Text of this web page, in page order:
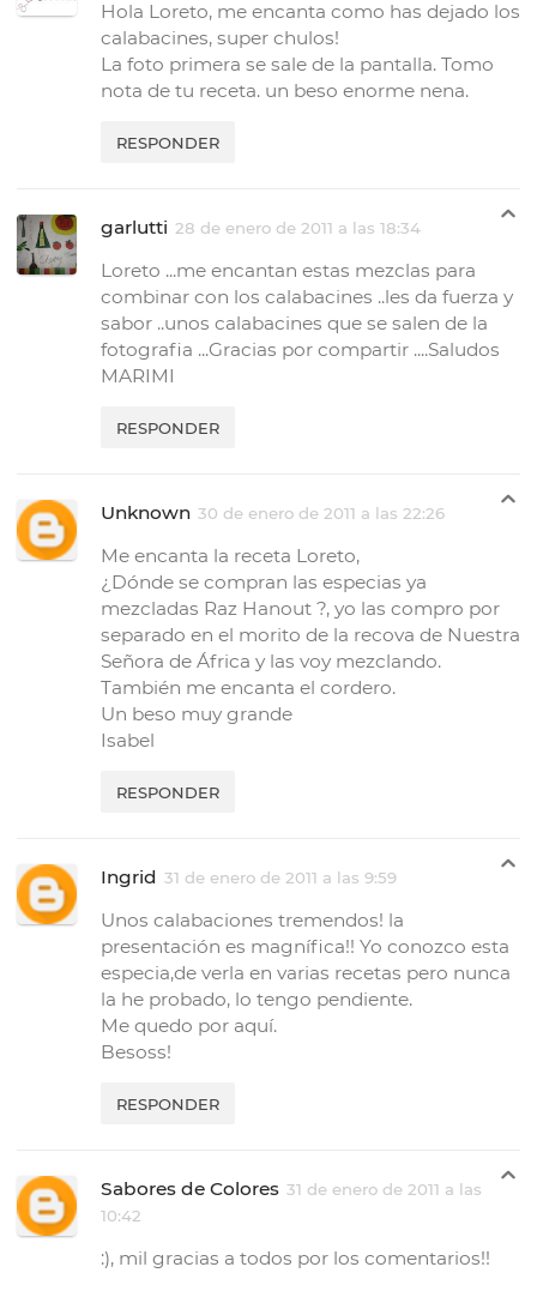
Hola Loreto, me encanta como has dejado los
calabacines, super chulos!
La foto primera se sale de la pantalla. Tomo
nota de tu receta. un beso enorme nena.
RESPONDER
garlutti 28 de enero de 2011 a las 18:34
Loreto ...me encantan estas mezclas para
combinar con los calabacines ..les da fuerza y
sabor ..unos calabacines que se salen de la
fotografia ...Gracias por compartir ....Saludos
MARIMI
RESPONDER
Unknown 30 de enero de 2011 a las 22:26
Me encanta la receta Loreto,
¿Dónde se compran las especias ya
mezcladas Raz Hanout ?, yo las compro por
separado en el morito de la recova de Nuestra
Señora de África y las voy mezclando.
También me encanta el cordero.
Un beso muy grande
Isabel
RESPONDER
Ingrid 31 de enero de 2011 a las 9:59
Unos calabaciones tremendos! la
presentación es magnífica!! Yo conozco esta
especia,de verla en varias recetas pero nunca
la he probado, lo tengo pendiente.
Me quedo por aquí.
Besoss!
RESPONDER
Sabores de Colores 31 de enero de 2011 a las
10:42
:), mil gracias a todos por los comentarios!!